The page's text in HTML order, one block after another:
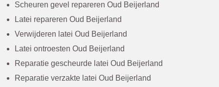
Scheuren gevel repareren Oud Beijerland
Latei repareren Oud Beijerland
Verwijderen latei Oud Beijerland
Latei ontroesten Oud Beijerland
Reparatie gescheurde latei Oud Beijerland
Reparatie verzakte latei Oud Beijerland